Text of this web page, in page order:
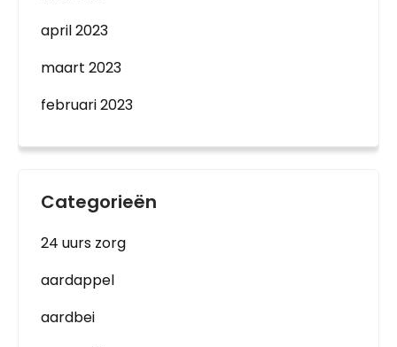
april 2023
maart 2023
februari 2023
Categorieën
24 uurs zorg
aardappel
aardbei